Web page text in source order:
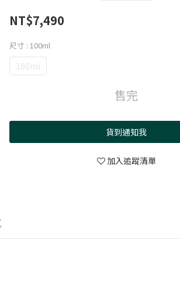
NT$7,490
尺寸 : 100ml
100ml
售完
貨到通知我
加入追蹤清單